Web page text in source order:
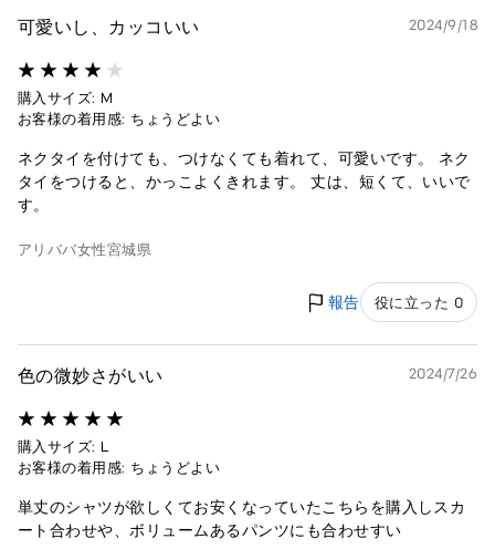
可愛いし、カッコいい 2024/9/18
購入サイズ: M
お客様の着用感: ちょうどよい
ネクタイを付けても、つけなくても着れて、可愛いです。 ネク
タイをつけると、かっこよくきれます。 丈は、短くて、いいで
す。
アリババ女性宮城県
報告 役に立った 0
色の微妙さがいい 2024/7/26
購入サイズ: L
お客様の着用感: ちょうどよい
単丈のシャツが欲しくてお安くなっていたこちらを購入しスカ
ート合わせや、ボリュームあるパンツにも合わせすい